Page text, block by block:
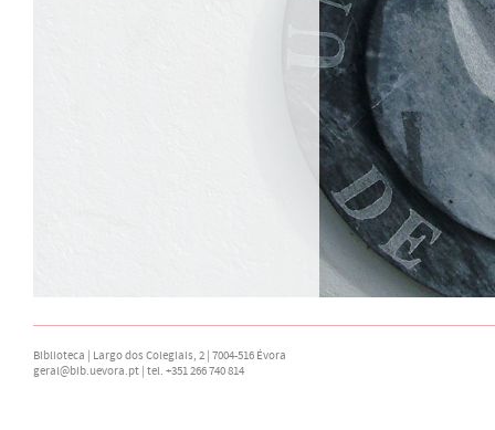
Biblioteca | Largo dos Colegiais, 2 | 7004-516 Évora
geral@bib.uevora.pt | tel. +351 266 740 814